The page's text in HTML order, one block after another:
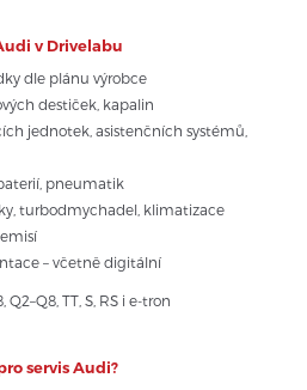
v Drivelabu
dle plánu výrobce
destiček, kapalin
jednotek, asistenčních systémů,
pneumatik
turbodmychadel, klimatizace
– včetně digitální
TT, S, RS i e-tron
servis Audi?